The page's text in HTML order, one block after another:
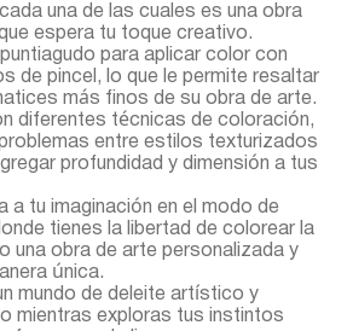
una de las cuales es una obra
espera tu toque creativo.
para aplicar color con
de pincel, lo que le permite resaltar
más finos de su obra de arte.
diferentes técnicas de coloración,
entre estilos texturizados
profundidad y dimensión a tus
a tu imaginación en el modo de
tienes la libertad de colorear la
una obra de arte personalizada y
única.
mundo de deleite artístico y
mientras exploras tus instintos